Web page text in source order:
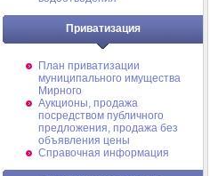
Приватизация
План приватизации
муниципального имущества
Мирного
Аукционы, продажа
посредством публичного
предложения, продажа без
объявления цены
Справочная информация